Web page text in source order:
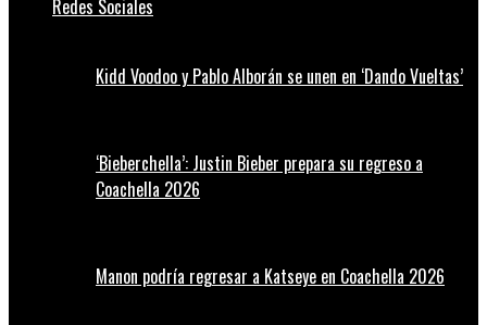
Redes Sociales
Kidd Voodoo y Pablo Alborán se unen en ‘Dando Vueltas’
‘Bieberchella’: Justin Bieber prepara su regreso a
Coachella 2026
Manon podría regresar a Katseye en Coachella 2026